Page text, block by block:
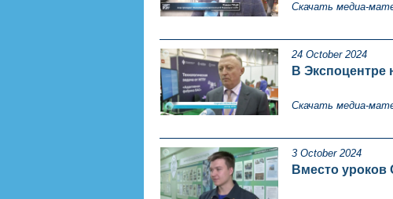
Скачать медиа-
24 October 2024
В
Скачать медиа-
3 October 2024
Вместо уроков